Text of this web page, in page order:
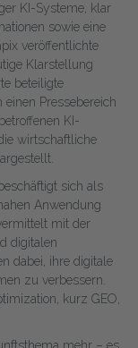
KI-Systeme, klar
sowie eine
veröffentlichte
Klarstellung
beteiligte
einen Pressebereich
KI-
wirtschaftliche
sich als
Anwendung
mit der
digitalen
dabei, ihre digitale
zu verbessern.
kurz GEO,